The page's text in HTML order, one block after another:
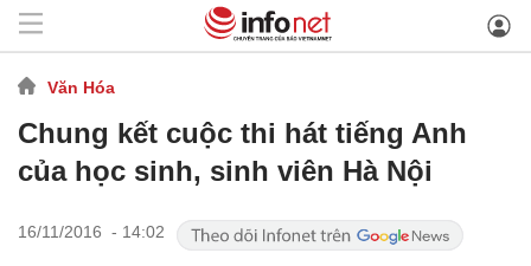
Văn Hóa
Chung kết cuộc thi hát tiếng Anh
của học sinh, sinh viên Hà Nội
16/11/2016 - 14:02